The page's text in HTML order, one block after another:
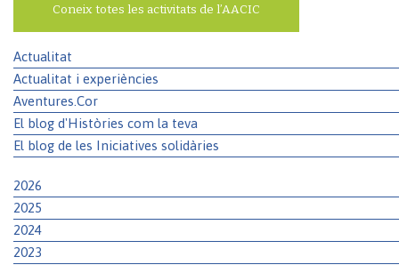
Coneix totes les activitats de l’AACIC
Actualitat
Actualitat i experiències
Aventures.Cor
El blog d'Històries com la teva
El blog de les Iniciatives solidàries
2026
2025
2024
2023